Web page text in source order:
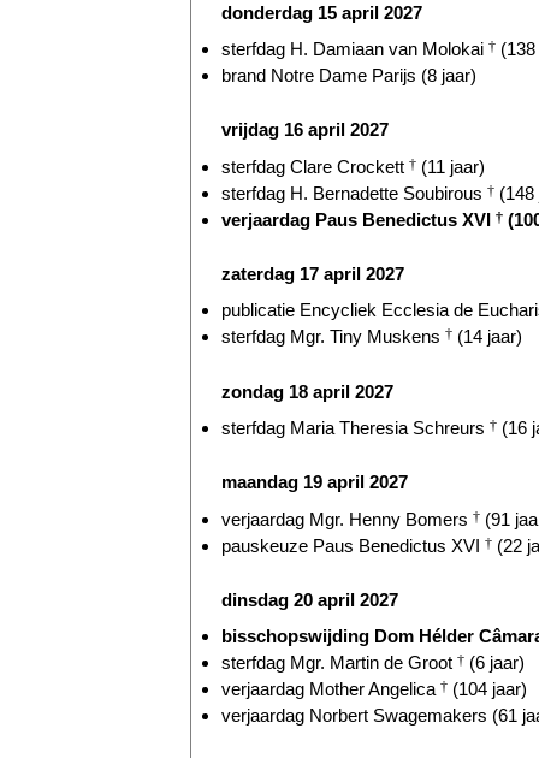
donderdag 15 april 2027
sterfdag H. Damiaan van Molokai †
brand Notre Dame Parijs (8 jaar)
vrijdag 16 april 2027
sterfdag Clare Crockett † (11 jaar)
sterfdag H. Bernadette Soubirous † (148
verjaardag Paus Benedictus XVI †
zaterdag 17 april 2027
publicatie Encycliek Ecclesia de
sterfdag Mgr. Tiny Muskens † (14 jaar)
zondag 18 april 2027
sterfdag Maria Theresia Schreurs † (16
maandag 19 april 2027
verjaardag Mgr. Henny Bomers † (91
pauskeuze Paus Benedictus XVI † (22
dinsdag 20 april 2027
bisschopswijding Dom Hélder
sterfdag Mgr. Martin de Groot † (6 jaar)
verjaardag Mother Angelica † (104 jaar)
verjaardag Norbert Swagemakers (61